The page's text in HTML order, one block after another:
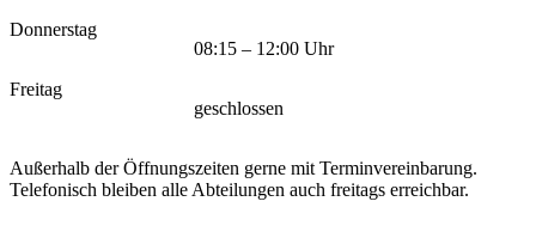
Donnerstag
08:15 – 12:00 Uhr
Freitag
geschlossen
Außerhalb der Öffnungszeiten gerne mit Terminvereinbarung.
Telefonisch bleiben alle Abteilungen auch freitags erreichbar.